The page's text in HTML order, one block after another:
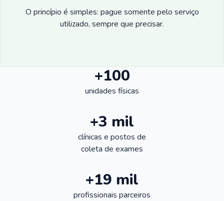
O princípio é simples: pague somente pelo serviço
utilizado, sempre que precisar.
+100
unidades físicas
+3 mil
clínicas e postos de
coleta de exames
+19 mil
profissionais parceiros